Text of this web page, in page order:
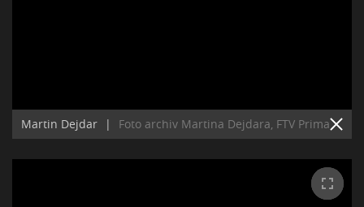
Martin Dejdar | Foto archiv Martina Dejdara, FTV Prima